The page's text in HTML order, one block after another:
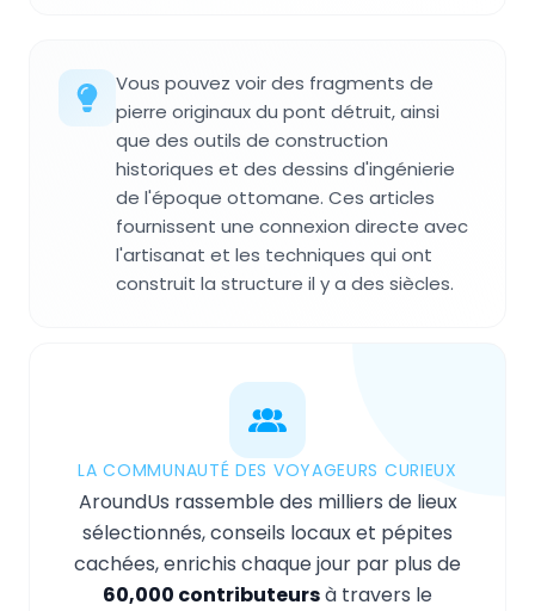
Vous pouvez voir des fragments de
pierre originaux du pont détruit, ainsi
que des outils de construction
historiques et des dessins d'ingénierie
de l'époque ottomane. Ces articles
fournissent une connexion directe avec
l'artisanat et les techniques qui ont
construit la structure il y a des siècles.
LA COMMUNAUTÉ DES VOYAGEURS CURIEUX
AroundUs rassemble des milliers de lieux
sélectionnés, conseils locaux et pépites
cachées, enrichis chaque jour par plus de
60,000 contributeursà travers le